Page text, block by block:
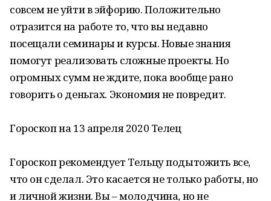
совсем не уйти в эйфорию. Положительно
отразится на работе то, что вы недавно
посещали семинары и курсы. Новые знания
помогут реализовать сложные проекты. Но
огромных сумм не ждите, пока вообще рано
говорить о деньгах. Экономия не повредит.
Гороскоп на 13 апреля 2020 Телец
Гороскоп рекомендует Тельцу подытожить все,
что он сделал. Это касается не только работы, но
и личной жизни. Вы – молодчина, но не